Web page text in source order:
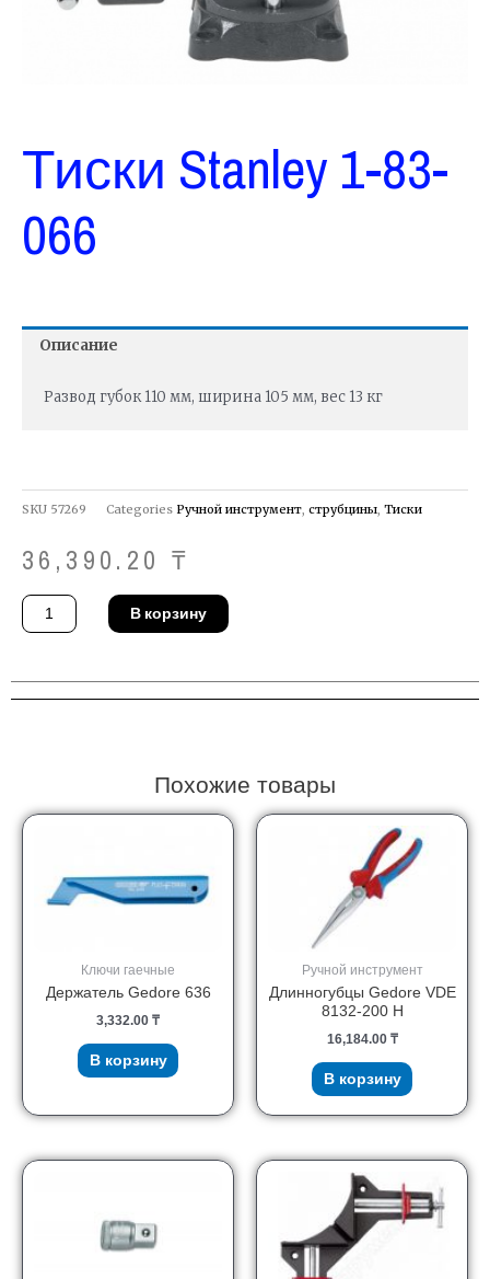
Тиски Stanley 1-83-
066
Описание
Развод губок 110 мм, ширина 105 мм, вес 13 кг
SKU 57269 Categories Ручной инструмент струбцины Тиски
36,390.20 ₸
Количество
товара
Тиски
066
В корзину
Похожие товары
Ключи гаечные
Держатель Gedore 636
3,332.00 ₸
В корзину
Ручной инструмент
Длинногубцы Gedore VDE
8132-200 H
16,184.00 ₸
В корзину